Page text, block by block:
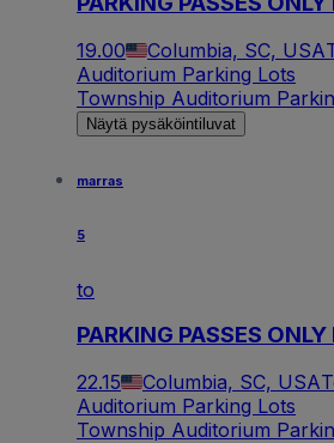
19.00 Columbia, SC, USA
Auditorium Parking Lots
Township Auditorium
Näytä pysäköintiluvat
marras
5
to
PARKING PASSES
22.15 Columbia, SC, USA
Auditorium Parking Lots
Township Auditorium